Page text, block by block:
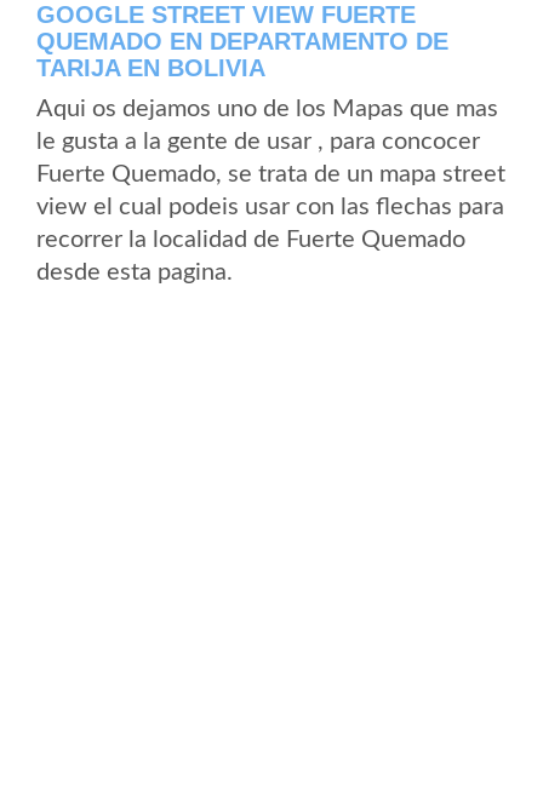
GOOGLE STREET VIEW FUERTE
QUEMADO EN DEPARTAMENTO DE
TARIJA EN BOLIVIA
Aqui os dejamos uno de los Mapas que mas
le gusta a la gente de usar , para concocer
Fuerte Quemado, se trata de un mapa street
view el cual podeis usar con las flechas para
recorrer la localidad de Fuerte Quemado
desde esta pagina.